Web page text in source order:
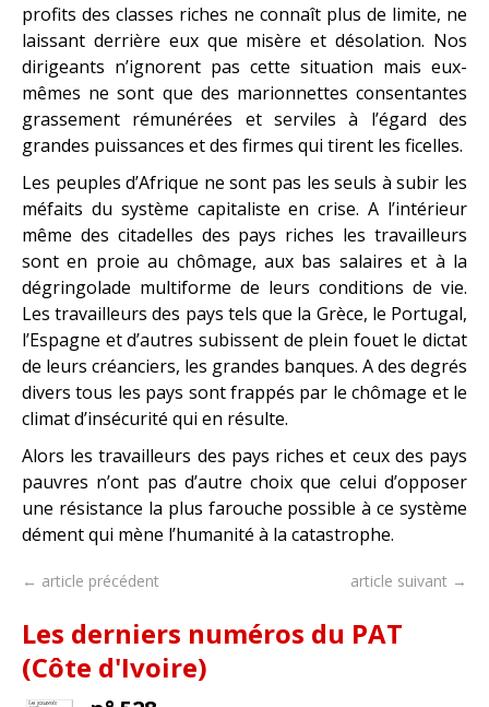
profits des classes riches ne connaît plus de limite, ne
laissant derrière eux que misère et désolation. Nos
dirigeants n’ignorent pas cette situation mais eux-
mêmes ne sont que des marionnettes consentantes
grassement rémunérées et serviles à l’égard des
grandes puissances et des firmes qui tirent les ficelles.
Les peuples d’Afrique ne sont pas les seuls à subir les
méfaits du système capitaliste en crise. A l’intérieur
même des citadelles des pays riches les travailleurs
sont en proie au chômage, aux bas salaires et à la
dégringolade multiforme de leurs conditions de vie.
Les travailleurs des pays tels que la Grèce, le Portugal,
l’Espagne et d’autres subissent de plein fouet le dictat
de leurs créanciers, les grandes banques. A des degrés
divers tous les pays sont frappés par le chômage et le
climat d’insécurité qui en résulte.
Alors les travailleurs des pays riches et ceux des pays
pauvres n’ont pas d’autre choix que celui d’opposer
une résistance la plus farouche possible à ce système
dément qui mène l’humanité à la catastrophe.
← article précédent article suivant →
Les derniers numéros du PAT
(Côte d'Ivoire)